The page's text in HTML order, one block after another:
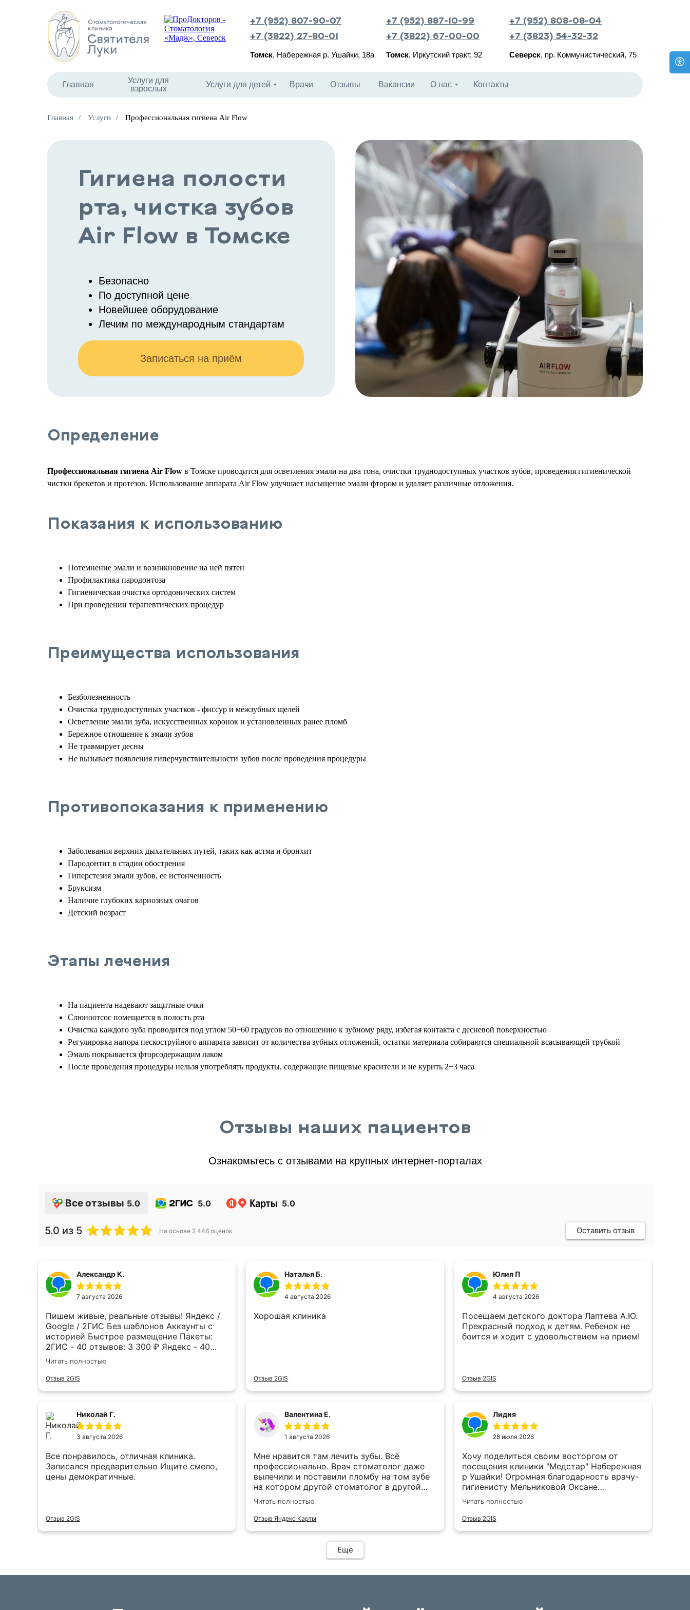
+7 (952) 807-90-07
+7 (3822) 27-80-01
Томск, Набережная р. Ушайки, 18а
+7 (952) 887-10-99
+7 (3822) 67-00-00
Томск, Иркутский тракт, 92
+7 (952) 808-08-04
+7 (3823) 54-32-32
Северск, пр. Коммунистический, 75
Главная
Услуги для
взрослых
Услуги для детей Врачи Отзывы О нас Контакты
Вакансии
Главная / Услуги / Профессиональная гигиена Air Flow
Гигиена полости
рта, чистка зубов
Air Flow в Томске
Безопасно
По доступной цене
Новейшее оборудование
Лечим по международным стандартам
Записаться на приём
Определение
Профессиональная гигиена Air Flow в Томске проводится для осветления эмали на два тона, очистки труднодоступных участков зубов, проведения гигиенической
чистки брекетов и протезов. Использование аппарата Air Flow улучшает насыщение эмали фтором и удаляет различные отложения.
Показания к использованию
Потемнение эмали и возникновение на ней пятен
Профилактика пародонтоза
Гигиеническая очистка ортодонических систем
При проведении терапевтических процедур
Преимущества использования
Безболезненность
Очистка труднодоступных участков - фиссур и межзубных щелей
Осветление эмали зуба, искусственных коронок и установленных ранее пломб
Бережное отношение к эмали зубов
Не травмирует десны
Не вызывает появления гиперчувствительности зубов после проведения процедуры
Противопоказания к применению
Заболевания верхних дыхательных путей, таких как астма и бронхит
Пародонтит в стадии обострения
Гиперстезия эмали зубов, ее истонченность
Бруксизм
Наличие глубоких кариозных очагов
Детский возраст
Этапы лечения
На пациента надевают защитные очки
Слюноотсос помещается в полость рта
Очистка каждого зуба проводится под углом 50−60 градусов по отношению к зубному ряду, избегая контакта с десневой поверхностью
Регулировка напора пескоструйного аппарата зависит от количества зубных отложений, остатки материала собираются специальной всасывающей трубкой
Эмаль покрывается фторсодержащим лаком
После проведения процедуры нельзя употреблять продукты, содержащие пищевые красители и не курить 2−3 часа
Отзывы наших пациентов
Ознакомьтесь с отзывами на крупных интернет-порталах
Все отзывы 5.0 5.0 5.0
5.0 из 5 На основе 2 446 оценок Оставить отзыв
Александр К.
7 августа 2026
Пишем живые, реальные отзывы! Яндекс /
Google / 2ГИС Без шаблонов Аккаунты с
историей Быстрое размещение Пакеты:
2ГИС - 40 отзывов: 3 300 ₽ Яндекс - 40
отзывов: 3 900 ₽ 80 отзывов - от 5 500 ₽
Рейтинг растёт - клиентов становится
больше. WhatsApp: 8 778 340 02 51
Читать полностью
Отзыв 2GIS
Наталья Б.
4 августа 2026
Хорошая клиника
Отзыв 2GIS
Юлия П
4 августа 2026
Посещаем детского доктора Лаптева А.Ю.
Прекрасный подход к детям. Ребенок не
боится и ходит с удовольствием на прием!
Отзыв 2GIS
Николай Г.
3 августа 2026
Все понравилось, отличная клиника.
Записался предварительно Ищите смело,
цены демократичные.
Отзыв 2GIS
Валентина Е.
1 августа 2026
Мне нравится там лечить зубы. Всё
профессионально. Врач стоматолог даже
вылечили и поставили пломбу на том зубе
на котором другой стоматолог в другой
клинике 8 лет назад крест поставил,и
сказал нужно удалить. Сыну там же зубы
лечим,и удаляем. Мужчина детский
Читать полностью
Отзыв Яндекс Карты
Лидия
28 июля 2026
Хочу поделиться своим восторгом от
посещения клиники "Медстар" Набережная
р Ушайки! Огромная благодарность врачу-
гигиенисту Мельниковой Оксане
Николаевне. Доктор внимательная,
тактичная, профессионал своего дела. Я
еду за услугой за 400 км, т.к. Оксане
Читать полностью
Отзыв 2GIS
Еще